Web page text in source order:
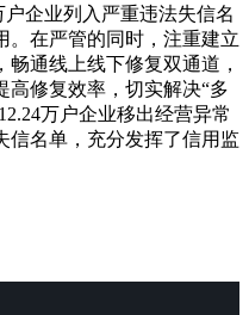
企业列入严重违法失信名
。在严管的同时，注重建立
通线上线下修复双通道，
高修复效率，切实解决“多
万户企业移出经营异常
信名单，充分发挥了信用监